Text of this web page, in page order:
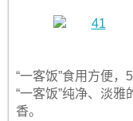
“一客饭”食用方便，
“一客饭”纯净、淡
香。